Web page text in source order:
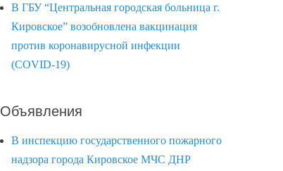
В ГБУ “Центральная городская больница г.
Кировское” возобновлена вакцинация
против коронавирусной инфекции
(COVID-19)
Объявления
В инспекцию государственного пожарного
надзора города Кировское МЧС ДНР